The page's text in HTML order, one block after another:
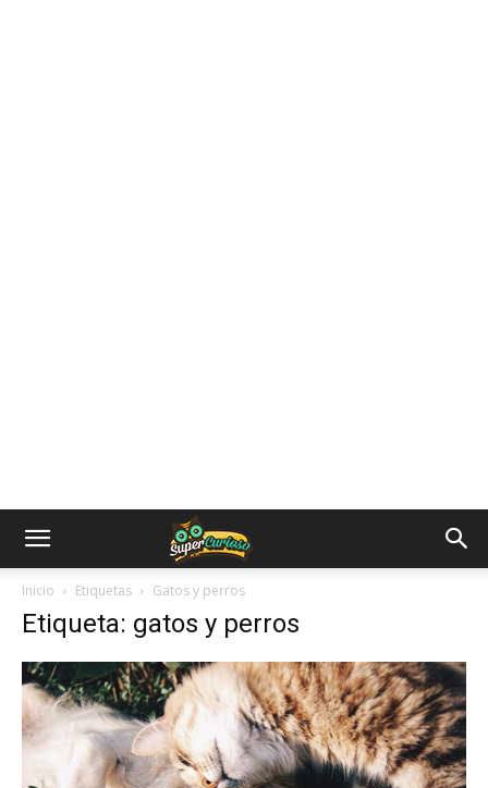
Inicio Etiquetas Gatos y perros
Etiqueta: gatos y perros